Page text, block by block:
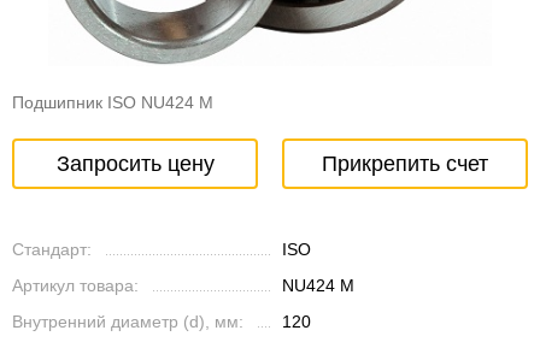
Подшипник ISO NU424 M
Запросить цену Прикрепить счет
Стандарт:
ISO
Артикул товара:
NU424 M
Внутренний диаметр (d), мм:
120